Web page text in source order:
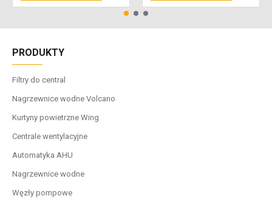
PRODUKTY
Filtry do central
Nagrzewnice wodne Volcano
Kurtyny powietrzne Wing
Centrale wentylacyjne
Automatyka AHU
Nagrzewnice wodne
Węzły pompowe